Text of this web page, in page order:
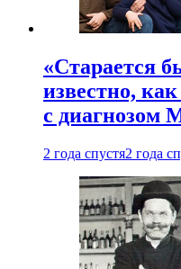
«Старается
известно,
с диагнозом
2 года спустя2 года